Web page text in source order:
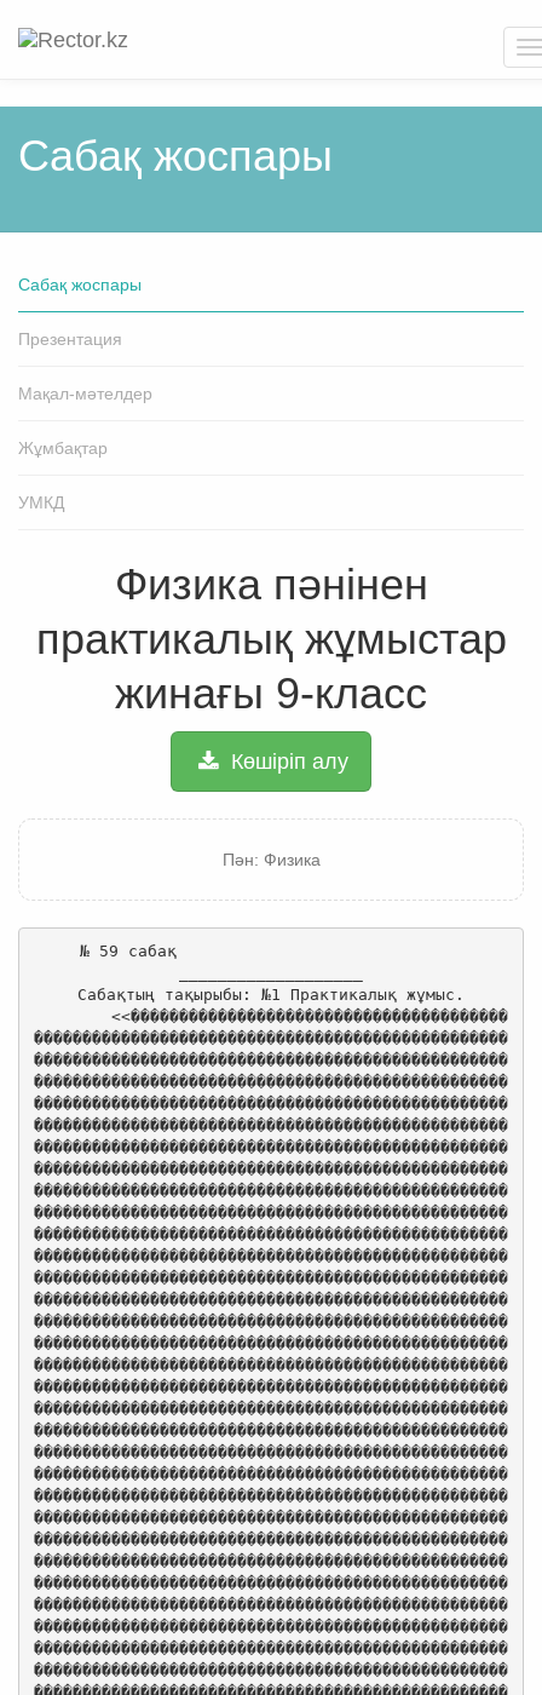
Cабақ жоспары
Cабақ жоспары
Презентация
Мақал-мәтелдер
Жұмбақтар
УМКД
Физика пәнінен
практикалық жұмыстар
жинағы 9-класс
Көшіріп алу
Пән: Физика